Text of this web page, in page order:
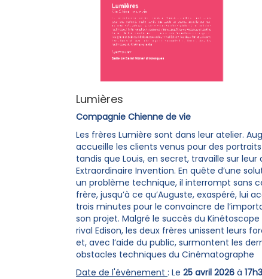
Lumières
Compagnie Chienne de vie
Les frères Lumière sont dans leur atelier.
accueille les clients venus pour des
tandis que Louis, en secret, travaille sur leur
Extraordinaire Invention. En quête d’une
un problème technique, il interrompt sans
frère, jusqu’à ce qu’Auguste, exaspéré, lui
trois minutes pour le convaincre de
son projet. Malgré le succès du
rival Edison, les deux frères unissent leurs
et, avec l’aide du public, surmontent les
obstacles techniques du Cinématographe
Date de l'événement : Le 25 avril 2026 à